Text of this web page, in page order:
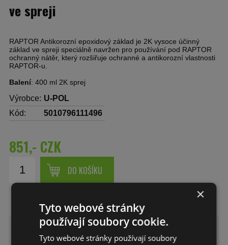
ve spreji
RAPTOR Antikorozní epoxidový základ je 2K vysoce účinný
základ ve spreji speciálně navržen pro používání pod RAPTOR
ochranný nátěr, který rozšiřuje ochranné a antikorozní vlastnosti
RAPTOR-u.
Balení: 400 ml 2K sprej
Výrobce: U-POL
Kód:
5010796111496
851,- CZK
DO KOŠÍKU
RAPTOR Antikorozní epoxidový
×
Tyto webové stránky
používají soubory cookie.
Tyto webové stránky používají soubory